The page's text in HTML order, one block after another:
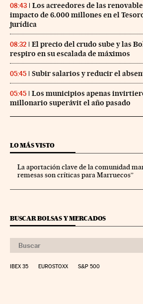
08:43
Los acreedores de las
impacto de 6.000 millones en el
jurídica
08:32
El precio del crudo sube y las
respiro en su escalada de máximos
05:45 Subir salarios y reducir el
05:45
Los municipios apenas
millonario superávit el año pasado
LO MÁS VISTO
La aportación clave de la comunidad
remesas son críticas para Marruecos”
BUSCAR BOLSAS Y MERCADOS
IBEX 35 EUROSTOXX S&P 500